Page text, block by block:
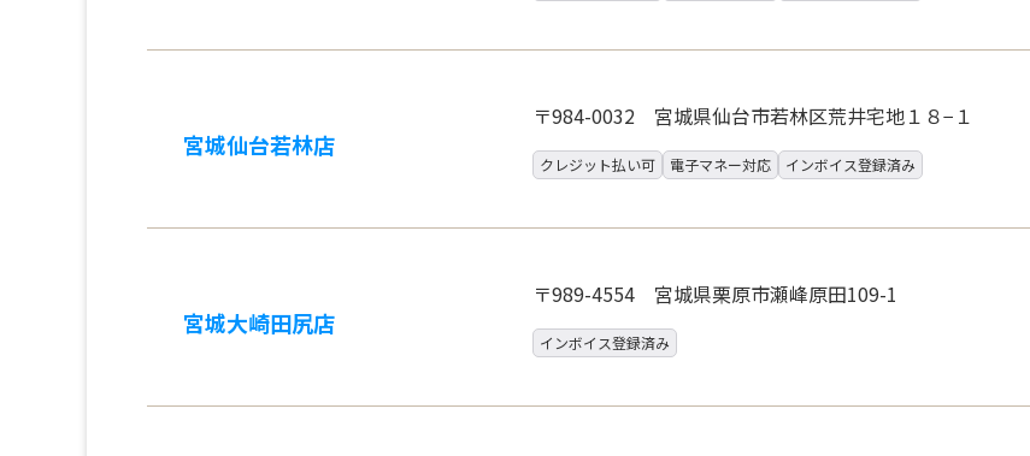
宮城仙台若林店
〒984-0032 宮城県仙台市若林区荒井宅地１８−１
クレジット払い可 電子マネー対応 インボイス登録済み
宮城大崎田尻店
〒989-4554 宮城県栗原市瀬峰原田109-1
インボイス登録済み